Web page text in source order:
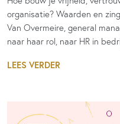
organisatie? Waarden en
Van Overmeire, general
naar haar rol, naar HR in
LEES VERDER